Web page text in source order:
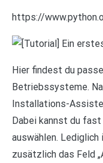
https://
Hier findest du
Betriebssysteme.
Installations-
Dabei kannst du
auswählen.
zusätzlich das Feld